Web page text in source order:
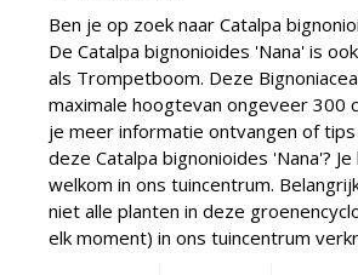
Ben je op zoek naar Catalpa
De Catalpa bignonioides 'Nana' is
als Trompetboom. Deze
maximale hoogtevan ongeveer 300
je meer informatie ontvangen of
deze Catalpa bignonioides 'Nana'?
welkom in ons tuincentrum.
niet alle planten in deze
elk moment) in ons tuincentrum